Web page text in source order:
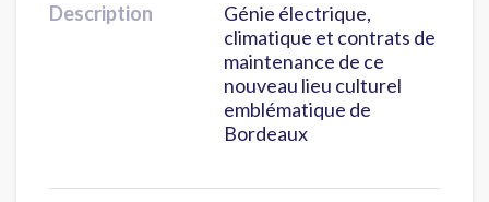
Description
Génie électrique,
climatique et contrats de
maintenance de ce
nouveau lieu culturel
emblématique de
Bordeaux